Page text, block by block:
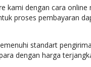
kami dengan cara
proses pembayaran
standart
dengan harga